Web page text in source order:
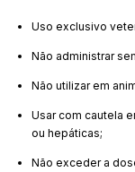
Uso exclusivo
Não administrar
Não utilizar em
Usar com cautela
ou hepáticas;
Não exceder a